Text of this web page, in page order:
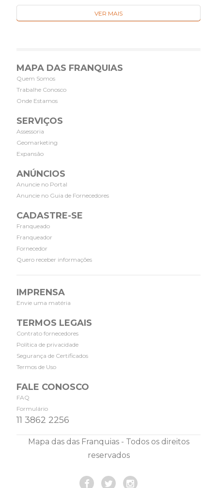
VER MAIS
MAPA DAS FRANQUIAS
Quem Somos
Trabalhe Conosco
Onde Estamos
SERVIÇOS
Assessoria
Geomarketing
Expansão
ANÚNCIOS
Anuncie no Portal
Anuncie no Guia de Fornecedores
CADASTRE-SE
Franqueado
Franqueador
Fornecedor
Quero receber informações
IMPRENSA
Envie uma matéria
TERMOS LEGAIS
Contrato fornecedores
Política de privacidade
Segurança de Certificados
Termos de Uso
FALE CONOSCO
FAQ
Formulário
11 3862 2256
Mapa das das Franquias - Todos os direitos
reservados